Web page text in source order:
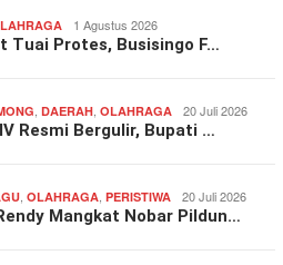
1 Agustus 2026
Tuai Protes, Busisingo F…
DAERAH OLAHRAGA 20 Juli 2026
Resmi Bergulir, Bupati …
OLAHRAGA PERISTIWA 20 Juli 2026
Mangkat Nobar Pildun…